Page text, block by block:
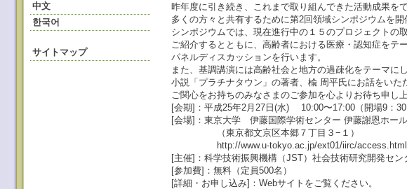
中文
한국어
サイトマップ
昨年度に引き続き、これまで取り組んできた活動成果を
多くの方々と共有するために第2回領域シンポジウムを開
シンポジウムでは、現在進行中の１５のプロジェクトの
ご紹介するとともに、高齢者における医療・認知症をテ
パネルディスカッションを行います。
また、基調講演には高齢社会と地方の過疎化をテーマに
小説「プラチナタウン」の著者、楡 周平氏にお話をいた
ご関心をお持ちのみなさまのご参加を心よりお待ち申し
[会期]：平成25年2月27日(水) 10:00〜17:00（開場9：30
[会場]：東京大学 伊藤国際学術センター 伊藤謝恩ホール
（東京都文京区本郷７丁目３−１）
http://www.u-tokyo.ac.jp/ext01/iirc/access.html
[主催]：科学技術振興機構（JST）社会技術研究開発セン
[参加費]：無料（定員500名）
[詳細・お申し込み]：Webサイトをご覧ください。